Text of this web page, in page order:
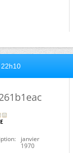
22h10
janvier
1970